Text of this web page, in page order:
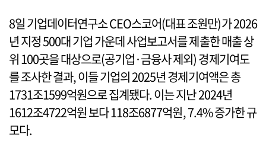
8일 기업데이터연구소 CEO스코어(대표 조원만)가 2026
년 지정 500대 기업 가운데 사업보고서를 제출한 매출 상
위 100곳을 대상으로(공기업·금융사 제외) 경제기여도
를 조사한 결과, 이들 기업의 2025년 경제기여액은 총
1731조1599억원으로 집계됐다. 이는 지난 2024년
1612조4722억원 보다 118조6877억원, 7.4% 증가한 규
모다.